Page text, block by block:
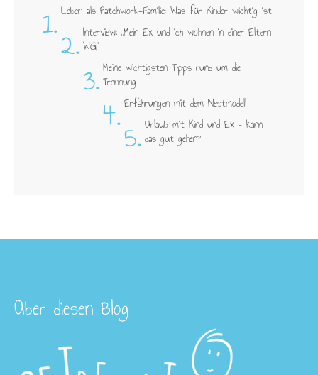
1. Leben als Patchwork-Familie: Was für Kinder wichtig ist
2. Interview: „Mein Ex und ich wohnen in einer Eltern-
WG"
3. Meine wichtigsten Tipps rund um die
Trennung
4. Erfahrungen mit dem Nestmodell
5. Urlaub mit Kind und Ex – kann
das gut gehen?
Über diesen Blog